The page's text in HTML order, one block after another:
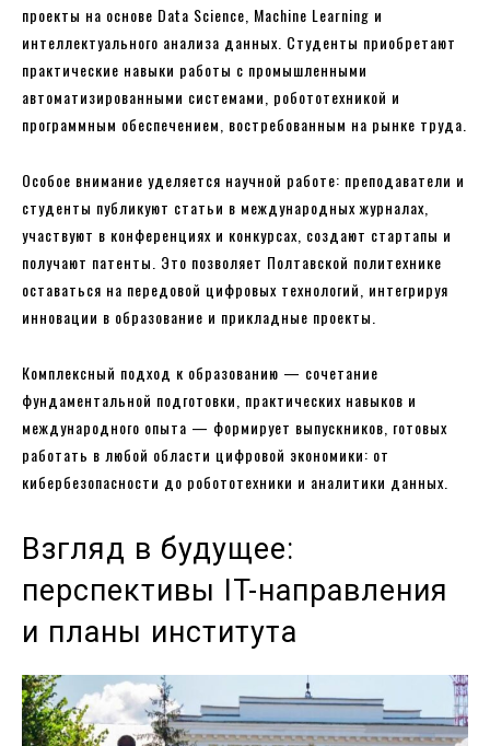
проекты на основе Data Science, Machine Learning и
интеллектуального анализа данных. Студенты приобретают
практические навыки работы с промышленными
автоматизированными системами, робототехникой и
программным обеспечением, востребованным на рынке труда.
Особое внимание уделяется научной работе: преподаватели и
студенты публикуют статьи в международных журналах,
участвуют в конференциях и конкурсах, создают стартапы и
получают патенты. Это позволяет Полтавской политехнике
оставаться на передовой цифровых технологий, интегрируя
инновации в образование и прикладные проекты.
Комплексный подход к образованию — сочетание
фундаментальной подготовки, практических навыков и
международного опыта — формирует выпускников, готовых
работать в любой области цифровой экономики: от
кибербезопасности до робототехники и аналитики данных.
Взгляд в будущее:
перспективы IT-направления
и планы института